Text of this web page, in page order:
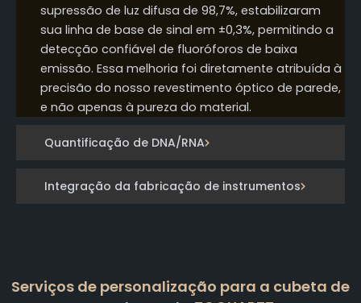
Quantificação de DNA/RNA
Integração da fabricação de instrumentos
supressão de luz difusa de 98,7%, estabilizaram
sua linha de base de sinal em ±0,3%, permitindo a
detecção confiável de fluoróforos de baixa
emissão. Essa melhoria foi diretamente atribuída à
precisão do nosso revestimento óptico de parede,
e não apenas à pureza do material.
Serviços de personalização para a cubeta de